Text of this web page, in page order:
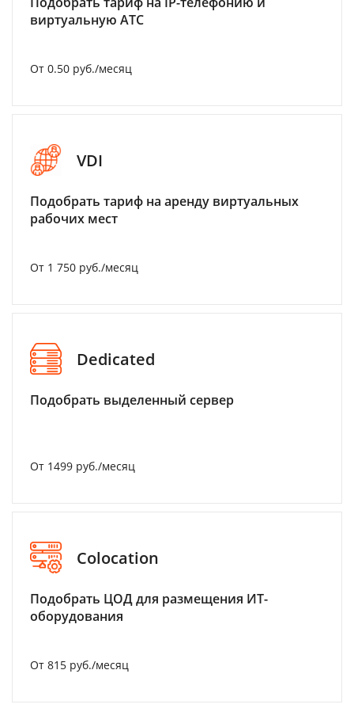
виртуальную АТС
От 0.50 руб./месяц
VDI
Подобрать тариф на аренду виртуальных
рабочих мест
От 1 750 руб./месяц
Dedicated
Подобрать выделенный сервер
От 1499 руб./месяц
Colocation
Подобрать ЦОД для размещения ИТ-
оборудования
От 815 руб./месяц